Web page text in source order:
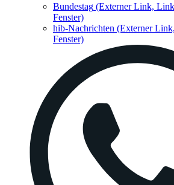
Bundestag (Externer Link,
Fenster)
hib-Nachrichten (Externer
Fenster)